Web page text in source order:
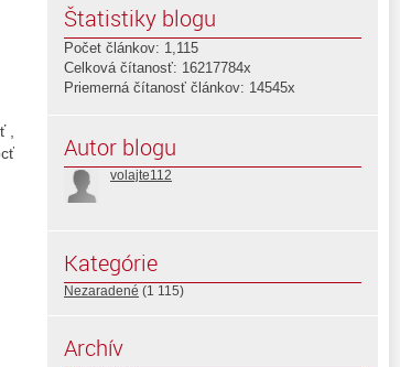
Štatistiky blogu
Počet článkov: 1,115
Celková čítanosť: 16217784x
Priemerná čítanosť článkov: 14545x
Autor blogu
volajte112
Kategórie
Nezaradené (1 115)
Archív